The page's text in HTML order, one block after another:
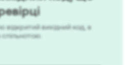
відкритий вихідний код, а